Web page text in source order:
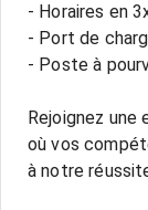
- Horaires en
- Port de
- Poste à
Rejoignez une
où vos